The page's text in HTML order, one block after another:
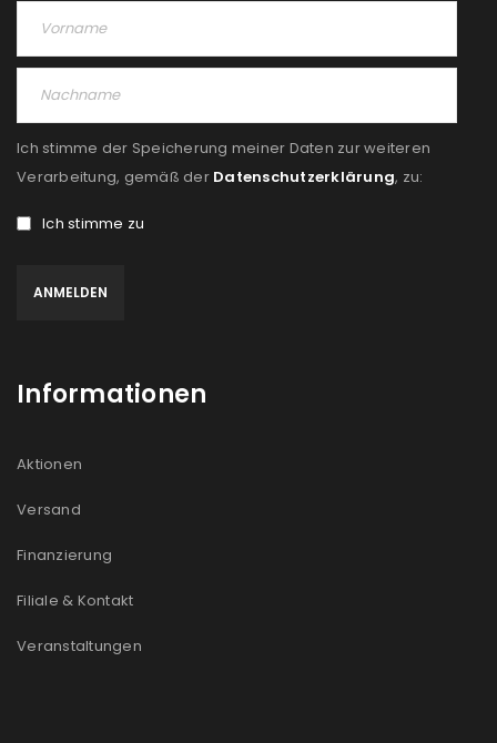
Ich stimme der Speicherung meiner Daten zur weiteren
Verarbeitung, gemäß der Datenschutzerklärung, zu:
Ich stimme zu
Informationen
Aktionen
Versand
Finanzierung
Filiale & Kontakt
Veranstaltungen